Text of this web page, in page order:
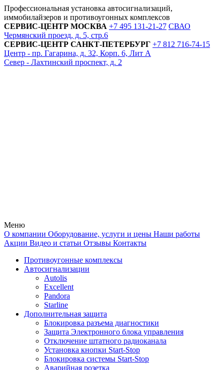
Профессиональная установка автосигнализаций,
иммобилайзеров и противоугонных комплексов
СЕРВИС-ЦЕНТР МОСКВА +7 495 131-21-27 СВАО
Чермянский проезд, д. 5, стр.6
СЕРВИС-ЦЕНТР САНКТ-ПЕТЕРБУРГ +7 812 716-74-15
Центр - пр. Гагарина, д. 32, Корп. 6, Лит А
Север - Лахтинский проспект, д. 2
Меню
О компании Оборудование, услуги и цены Наши работы
Акции Видео и статьи Отзывы Контакты
Противоугонные комплексы
Автосигнализации
Autolis
Excellent
Pandora
Starline
Дополнительная защита
Блокировка разъема диагностики
Защита Электронного блока управления
Отключение штатного радиоканала
Установка кнопки Start-Stop
Блокировка системы Start-Stop
Аварийная розетка